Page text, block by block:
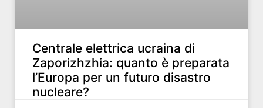
Centrale elettrica ucraina di
Zaporizhzhia: quanto è preparata
l’Europa per un futuro disastro
nucleare?